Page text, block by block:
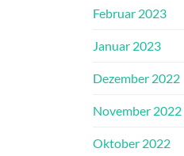
Februar 2023
Januar 2023
Dezember 2022
November 2022
Oktober 2022